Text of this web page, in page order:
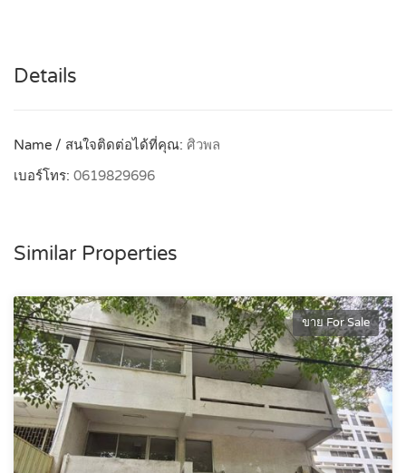
Details
Name / สนใจติดต่อได้ที่คุณ: ศิวพล
เบอร์โทร: 0619829696
Similar Properties
ขาย For Sale